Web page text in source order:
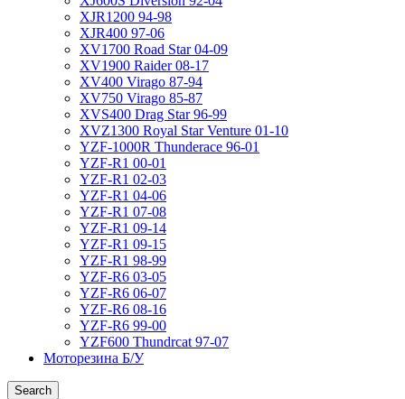
XJR1200 94-98
XJR400 97-06
XV1700 Road Star 04-09
XV1900 Raider 08-17
XV400 Virago 87-94
XV750 Virago 85-87
XVS400 Drag Star 96-99
XVZ1300 Royal Star Venture 01-10
YZF-1000R Thunderace 96-01
YZF-R1 00-01
YZF-R1 02-03
YZF-R1 04-06
YZF-R1 07-08
YZF-R1 09-14
YZF-R1 09-15
YZF-R1 98-99
YZF-R6 03-05
YZF-R6 06-07
YZF-R6 08-16
YZF-R6 99-00
YZF600 Thundrcat 97-07
Моторезина Б/У
Search